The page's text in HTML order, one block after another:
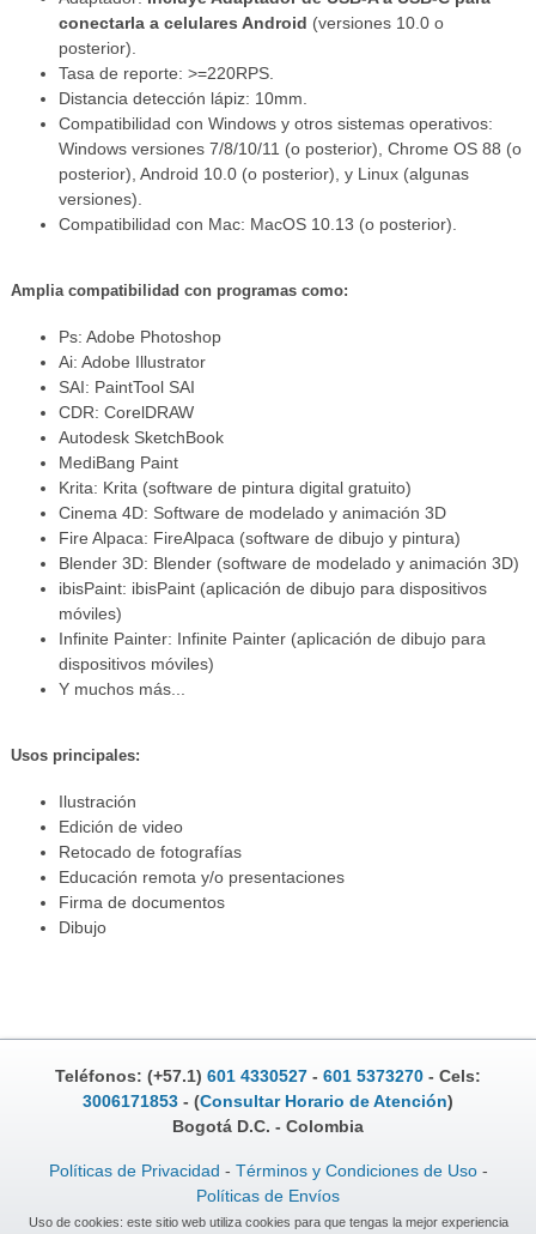
conectarla a celulares Android (versiones 10.0 o
posterior).
Tasa de reporte: >=220RPS.
Distancia detección lápiz: 10mm.
Compatibilidad con Windows y otros sistemas operativos:
Windows versiones 7/8/10/11 (o posterior), Chrome OS 88 (o
posterior), Android 10.0 (o posterior), y Linux (algunas
versiones).
Compatibilidad con Mac: MacOS 10.13 (o posterior).
Amplia compatibilidad con programas como:
Ps: Adobe Photoshop
Ai: Adobe Illustrator
SAI: PaintTool SAI
CDR: CorelDRAW
Autodesk SketchBook
MediBang Paint
Krita: Krita (software de pintura digital gratuito)
Cinema 4D: Software de modelado y animación 3D
Fire Alpaca: FireAlpaca (software de dibujo y pintura)
Blender 3D: Blender (software de modelado y animación 3D)
ibisPaint: ibisPaint (aplicación de dibujo para dispositivos
móviles)
Infinite Painter: Infinite Painter (aplicación de dibujo para
dispositivos móviles)
Y muchos más...
Usos principales:
Ilustración
Edición de video
Retocado de fotografías
Educación remota y/o presentaciones
Firma de documentos
Dibujo
Teléfonos: (+57.1) 601 4330527 - 601 5373270 - Cels:
3006171853 - (Consultar Horario de Atención)
Bogotá D.C. - Colombia
Políticas de Privacidad - Términos y Condiciones de Uso-
Políticas de Envíos
Uso de cookies: este sitio web utiliza cookies para que tengas la mejor experiencia